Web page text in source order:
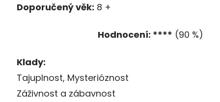
Doporučený věk: 8 +
Hodnocení: **** (90 %)
Klady:
Tajuplnost, Mysterióznost
Záživnost a zábavnost